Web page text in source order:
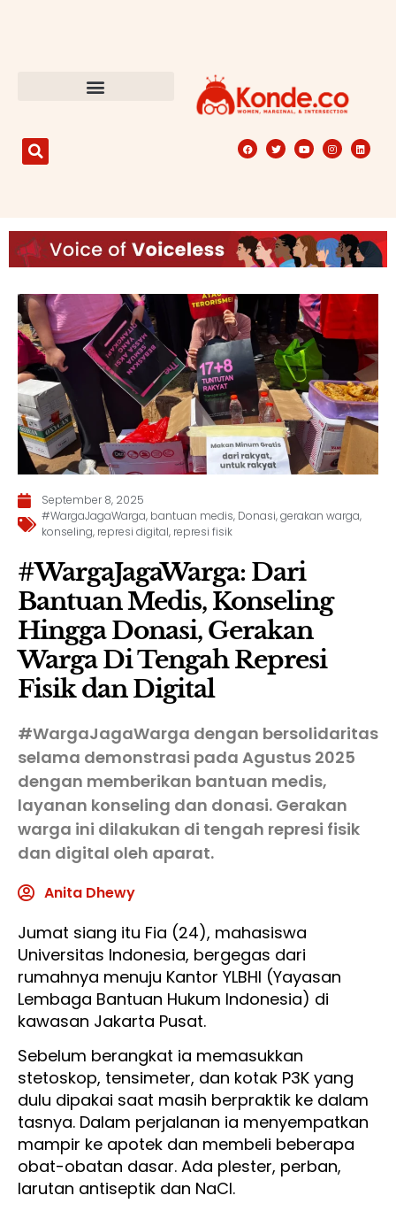
September 8, 2025
#WargaJagaWarga, bantuan medis, Donasi,gerakan warga,
konseling, represi digital, represi fisik
#WargaJagaWarga: Dari
Bantuan Medis, Konseling
Hingga Donasi, Gerakan
Warga Di Tengah Represi
Fisik dan Digital
#WargaJagaWarga dengan bersolidaritas
selama demonstrasi pada Agustus 2025
dengan memberikan bantuan medis,
layanan konseling dan donasi. Gerakan
warga ini dilakukan di tengah represi fisik
dan digital oleh aparat.
Anita Dhewy
Jumat siang itu Fia (24), mahasiswa
Universitas Indonesia, bergegas dari
rumahnya menuju Kantor YLBHI (Yayasan
Lembaga Bantuan Hukum Indonesia) di
kawasan Jakarta Pusat.
Sebelum berangkat ia memasukkan
stetoskop, tensimeter, dan kotak P3K yang
dulu dipakai saat masih berpraktik ke dalam
tasnya. Dalam perjalanan ia menyempatkan
mampir ke apotek dan membeli beberapa
obat-obatan dasar. Ada plester, perban,
larutan antiseptik dan NaCl.